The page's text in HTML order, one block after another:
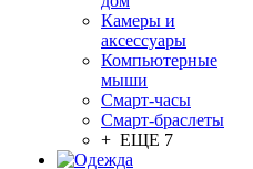
Камеры и
аксессуары
Компьютерные
мыши
Смарт-часы
Смарт-браслеты
+ ЕЩЕ 7